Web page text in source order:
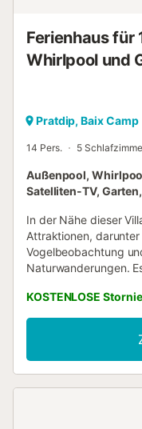
Ferienhaus für
Whirlpool und
Pratdip, Baix Camp
14 Pers. 5
Außenpool,
Satelliten-TV,
In der Nähe dieser
Attraktionen,
Vogelbeobachtung
Naturwanderungen.
unternehmen kannst.
(9 Autominuten) oder
Autominuten)?
Whirlpool dieser Villa
kannst du einen
KOSTENLOSE